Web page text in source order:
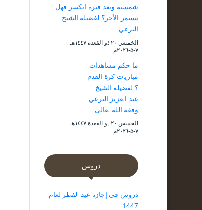
شمسية وبعد فترة انكسر فهل
يستمر الأجر؟ لفضيلة الشيخ
البرعي
الخميس ۲۰ ذو القعدة ۱٤٤۷هـ
۷-۵-۲۰۲٦م
ما حكم مشاهدات
مباريات كرة القدم
؟ لفضيلة الشيخ
عبد العزيز البرعي
وفقه الله تعالى
الخميس ۲۰ ذو القعدة ۱٤٤۷هـ
۷-۵-۲۰۲٦م
دروس
دروس في إجازة عيد الفطر لعام
1447